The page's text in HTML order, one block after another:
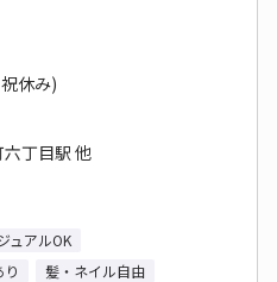
休み)
丁目駅 他
ュアルOK
髪・ネイル自由